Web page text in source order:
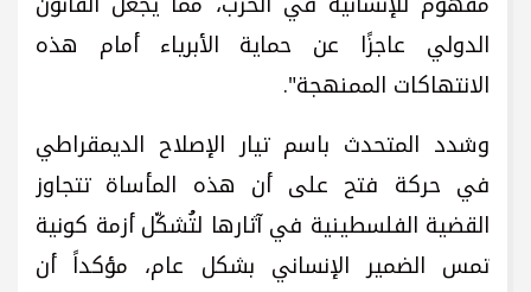
الدولي عاجزًا عن حماية الأبرياء أمام هذه
الانتهاكات الممنهجة".
وشدد المتحدث باسم تيار الإصلاح الديمقراطي
في حركة فتح على أن هذه المأساة تتجاوز
القضية الفلسطينية في آثارها لتُشكّل أزمة كونية
تمس الضمير الإنساني بشكل عام، مؤكداً أن